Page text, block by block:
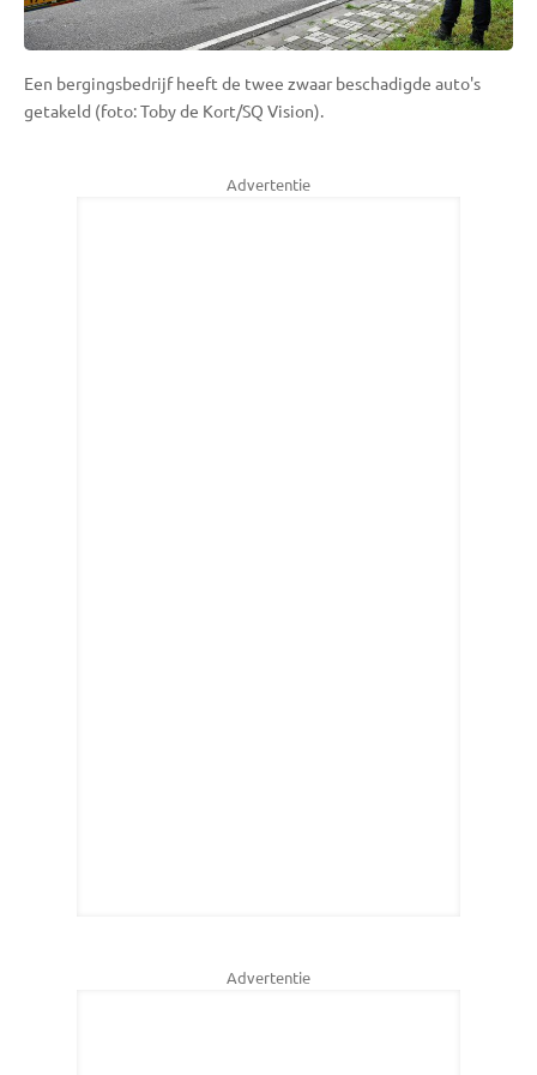
Een bergingsbedrijf heeft de twee zwaar beschadigde auto's
getakeld (foto: Toby de Kort/SQ Vision).
Advertentie
Advertentie